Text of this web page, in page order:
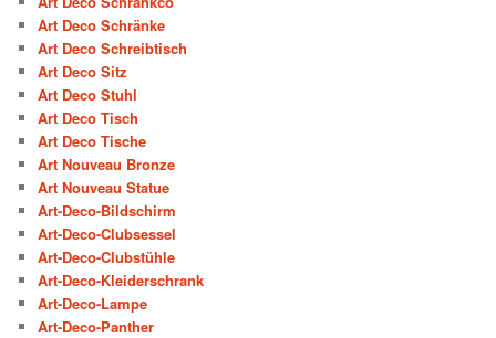
Art Deco Schränke
Art Deco Schreibtisch
Art Deco Sitz
Art Deco Stuhl
Art Deco Tisch
Art Deco Tische
Art Nouveau Bronze
Art Nouveau Statue
Art-Deco-Bildschirm
Art-Deco-Clubsessel
Art-Deco-Clubstühle
Art-Deco-Kleiderschrank
Art-Deco-Lampe
Art-Deco-Panther